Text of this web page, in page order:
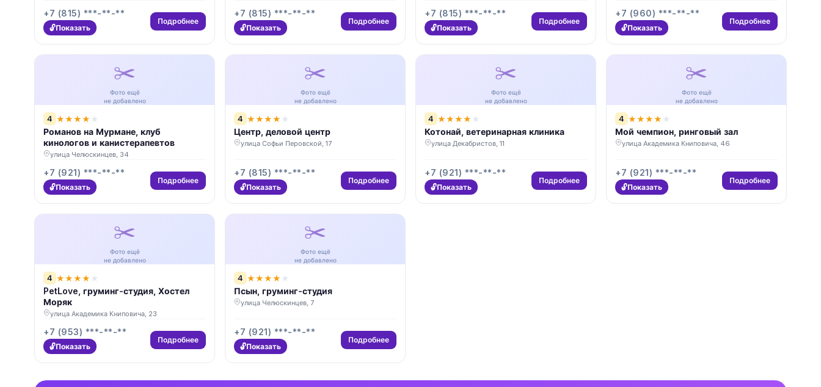
+7 (815) ***-**-**
Показать
Подробнее
+7 (815) ***-**-**
Показать
Подробнее
+7 (815) ***-**-**
Показать
Подробнее
+7 (960) ***-**-**
Показать
Подробнее
✂️
Фото ещё
не добавлено
4 ★★★★ ★
Романов на Мурмане, клуб
кинологов и канистерапевтов
улица Челюскинцев, 34
+7 (921) ***-**-**
Показать
Подробнее
✂️
Фото ещё
не добавлено
4 ★★★★ ★
Центр, деловой центр
улица Софьи Перовской, 17
+7 (815) ***-**-**
Показать
Подробнее
✂️
Фото ещё
не добавлено
4 ★★★★ ★
Котонай, ветеринарная клиника
улица Декабристов, 11
+7 (921) ***-**-**
Показать
Подробнее
✂️
Фото ещё
не добавлено
4 ★★★★ ★
Мой чемпион, ринговый зал
улица Академика Книповича, 46
+7 (921) ***-**-**
Показать
Подробнее
✂️
Фото ещё
не добавлено
4 ★★★★ ★
PetLove, груминг-студия, Хостел
Моряк
улица Академика Книповича, 23
+7 (953) ***-**-**
Показать
Подробнее
✂️
Фото ещё
не добавлено
4 ★★★★ ★
Псын, груминг-студия
улица Челюскинцев, 7
+7 (921) ***-**-**
Показать
Подробнее